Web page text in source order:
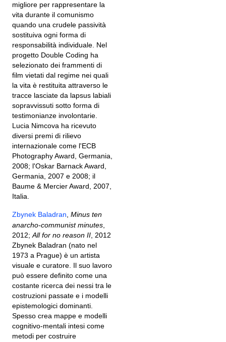
migliore per rappresentare la
vita durante il comunismo
quando una crudele passività
sostituiva ogni forma di
responsabilità individuale. Nel
progetto Double Coding ha
selezionato dei frammenti di
film vietati dal regime nei quali
la vita è restituita attraverso le
tracce lasciate da lapsus labiali
sopravvissuti sotto forma di
testimonianze involontarie.
Lucia Nimcova ha ricevuto
diversi premi di rilievo
internazionale come l'ECB
Photography Award, Germania,
2008; l'Oskar Barnack Award,
Germania, 2007 e 2008; il
Baume & Mercier Award, 2007,
Italia.
Zbynek Baladran Minus ten
anarcho-communist minutes
2012; All for no reason II , 2012
Zbynek Baladran (nato nel
1973 a Prague) è un artista
visuale e curatore. Il suo lavoro
può essere definito come una
costante ricerca dei nessi tra le
costruzioni passate e i modelli
epistemologici dominanti.
Spesso crea mappe e modelli
cognitivo-mentali intesi come
metodi per costruire